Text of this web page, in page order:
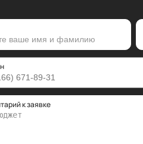
к заявке